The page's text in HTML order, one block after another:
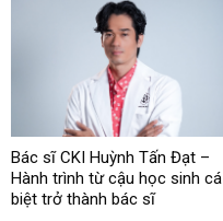
Bác sĩ CKI Huỳnh Tấn Đạt –
Hành trình từ cậu học sinh cá
biệt trở thành bác sĩ